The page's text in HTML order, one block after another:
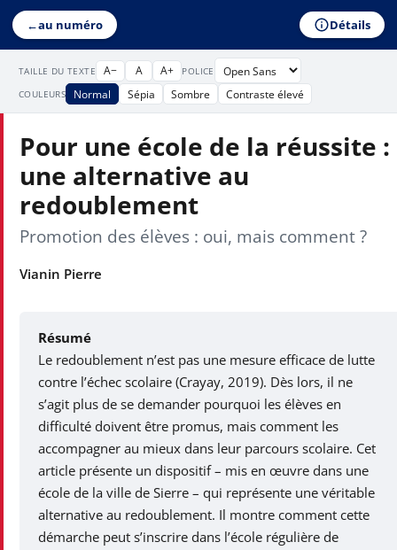
←au numéro Détails
TAILLE DU TEXTE A− A A+
POLICE
COULEURS
Normal Sépia Sombre Contraste élevé
Pour une école de la réussite :
une alternative au
redoublement
Promotion des élèves : oui, mais comment ?
Vianin Pierre
Résumé
Le redoublement n’est pas une mesure efficace de lutte
contre l’échec scolaire (Crayay, 2019). Dès lors, il ne
s’agit plus de se demander pourquoi les élèves en
difficulté doivent être promus, mais comment les
accompagner au mieux dans leur parcours scolaire. Cet
article présente un dispositif – mis en œuvre dans une
école de la ville de Sierre – qui représente une véritable
alternative au redoublement. Il montre comment cette
démarche peut s’inscrire dans l’école régulière de